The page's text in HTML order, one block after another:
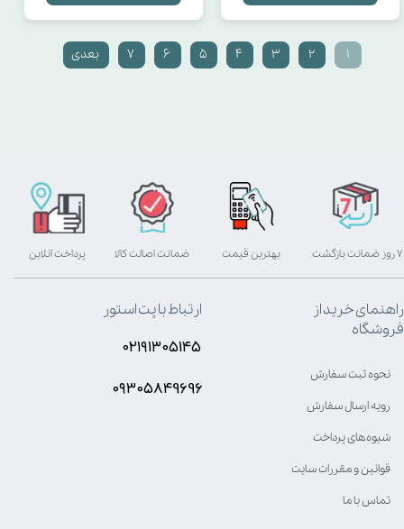
۱ ۲ ۳ ۴ ۵ ۶ ۷ بعدی
بهترین قیمت پرداخت آنلاین ۷ روز ضمانت بازگشت ضمانت اصالت کالا
راهنمای خرید از
فروشگاه
نحوه ثبت سفارش
رویه ارسال سفارش
شیوه‌های پرداخت
قوانین و مقررات سایت
تماس با ما
ارتباط با پت استور
۰۲۱۹۱۳۰۵۱۴۵
۰۹۳۰۵8۴9696